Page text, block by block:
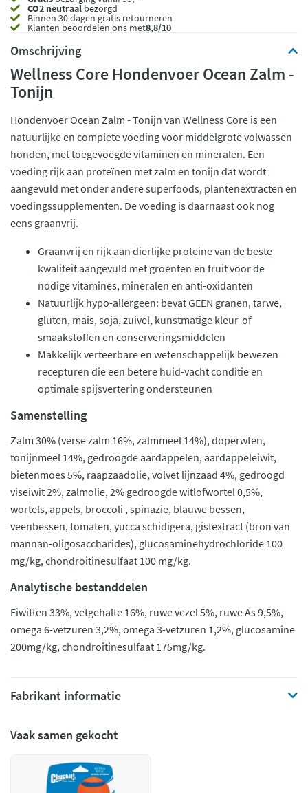
CO2 neutraalbezorgd
Binnen 30 dagen gratis retourneren
Klanten beoordelen ons met8,8/10
Omschrijving
Wellness Core Hondenvoer Ocean Zalm -
Tonijn
Hondenvoer Ocean Zalm - Tonijn van Wellness Core is een
natuurlijke en complete voeding voor middelgrote volwassen
honden, met toegevoegde vitaminen en mineralen. Een
voeding rijk aan proteïnen met zalm en tonijn dat wordt
aangevuld met onder andere superfoods, plantenextracten en
voedingssupplementen. De voeding is daarnaast ook nog
eens graanvrij.
Graanvrij en rijk aan dierlijke proteine van de beste
kwaliteit aangevuld met groenten en fruit voor de
nodige vitamines, mineralen en anti-oxidanten
Natuurlijk hypo-allergeen: bevat GEEN granen, tarwe,
gluten, mais, soja, zuivel, kunstmatige kleur-of
smaakstoffen en conserveringsmiddelen
Makkelijk verteerbare en wetenschappelijk bewezen
recepturen die een betere huid-vacht conditie en
optimale spijsvertering ondersteunen
Samenstelling
Zalm 30% (verse zalm 16%, zalmmeel 14%), doperwten,
tonijnmeel 14%, gedroogde aardappelen, aardappeleiwit,
bietenmoes 5%, raapzaadolie, volvet lijnzaad 4%, gedroogd
viseiwit 2%, zalmolie, 2% gedroogde witlofwortel 0,5%,
wortels, appels, broccoli , spinazie, blauwe bessen,
veenbessen, tomaten, yucca schidigera, gistextract (bron van
mannan-oligosaccharides), glucosaminehydrochloride 100
mg/kg, chondroitinesulfaat 100 mg/kg.
Analytische bestanddelen
Eiwitten 33%, vetgehalte 16%, ruwe vezel 5%, ruwe As 9,5%,
omega 6-vetzuren 3,2%, omega 3-vetzuren 1,2%, glucosamine
200mg/kg, chondroitinesulfaat 175mg/kg.
Fabrikant informatie
Vaak samen gekocht